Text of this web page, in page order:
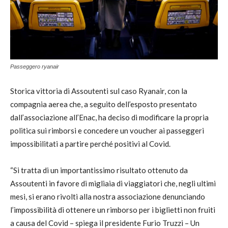
Passeggero ryanair
Storica vittoria di Assoutenti sul caso Ryanair, con la
compagnia aerea che, a seguito dell’esposto presentato
dall’associazione all’Enac, ha deciso di modificare la propria
politica sui rimborsi e concedere un voucher ai passeggeri
impossibilitati a partire perché positivi al Covid.
“Si tratta di un importantissimo risultato ottenuto da
Assoutenti in favore di migliaia di viaggiatori che, negli ultimi
mesi, si erano rivolti alla nostra associazione denunciando
l’impossibilità di ottenere un rimborso per i biglietti non fruiti
a causa del Covid – spiega il presidente Furio Truzzi – Un